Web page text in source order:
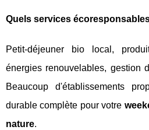
Quels services
Petit-déjeuner bio local,
énergies renouvelables, gestion
Beaucoup d'établissements
durable complète pour votre
nature.